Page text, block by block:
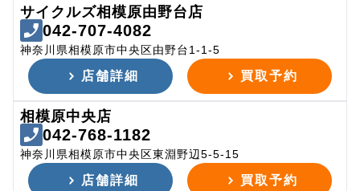
サイクルズ相模原由野台店
042-707-4082
神奈川県相模原市中央区由野台1-1-5
店舗詳細 買取予約
相模原中央店
042-768-1182
神奈川県相模原市中央区東淵野辺5-5-15
店舗詳細 買取予約